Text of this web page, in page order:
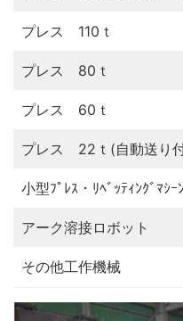
プレス 110ｔ
プレス 80ｔ
プレス 60ｔ
プレス 22ｔ(自動送り
小型ﾌﾟﾚｽ・ﾘﾍﾞｯﾃｨﾝｸﾞﾏｼｰ
アーク溶接ロボット
その他工作機械